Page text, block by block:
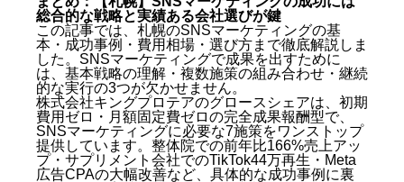
総合的な戦略と実績ある会社選びが鍵
この記事では、札幌のSNSマーケティングの基
本・成功事例・費用相場・選び方まで徹底解説しま
した。SNSマーケティングで成果を出すために
は、基本戦略の理解・複数施策の組み合わせ・継続
的な実行の3つが欠かせません。
株式会社キングプロテアのグロースシェアは、初期
費用ゼロ・月額固定費ゼロの完全成果報酬型で、
SNSマーケティングに必要な7施策をワンストップ
提供しています。整体院での前年比166%売上アッ
プ・サプリメント会社でのTikTok44万再生・Meta
広告CPAの大幅改善など、具体的な成功事例に裏